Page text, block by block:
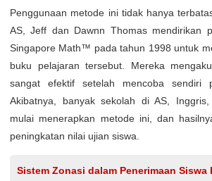
Penggunaan metode ini tidak hanya
AS, Jeff dan Dawnn Thomas mendirikan
Singapore Math™ pada tahun 1998 untuk
buku pelajaran tersebut. Mereka
sangat efektif setelah mencoba sendiri
Akibatnya, banyak sekolah di AS,
mulai menerapkan metode ini, dan
peningkatan nilai ujian siswa.
Sistem Zonasi dalam Penerimaan Siswa